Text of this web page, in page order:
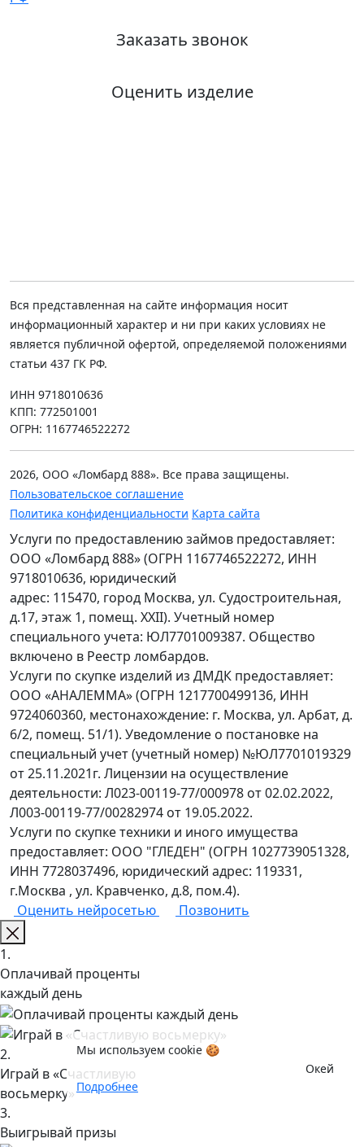
Заказать звонок
Оценить изделие
Вся представленная на сайте информация носит
информационный характер и ни при каких условиях не
является публичной офертой, определяемой положениями
статьи 437 ГК РФ.
ИНН 9718010636
КПП: 772501001
ОГРН: 1167746522272
2026, ООО «Ломбард 888». Все права защищены.
Пользовательское соглашение
Политика конфиденциальности Карта сайта
Услуги по предоставлению займов предоставляет:
ООО «Ломбард 888» (ОГРН 1167746522272, ИНН
9718010636, юридический
адрес: 115470, город Москва, ул. Судостроительная,
д.17, этаж 1, помещ. XXII). Учетный номер
специального учета: ЮЛ7701009387. Общество
включено в Реестр ломбардов.
Услуги по скупке изделий из ДМДК предоставляет:
ООО «АНАЛЕММА» (ОГРН 1217700499136, ИНН
9724060360, местонахождение: г. Москва, ул. Арбат, д.
6/2, помещ. 51/1). Уведомление о постановке на
специальный учет (учетный номер) №ЮЛ7701019329
от 25.11.2021г. Лицензии на осуществление
деятельности: Л023-00119-77/000978 от 02.02.2022,
Л003-00119-77/00282974 от 19.05.2022.
Услуги по скупке техники и иного имущества
предоставляет: ООО "ГЛЕДЕН" (ОГРН 1027739051328,
ИНН 7728037496, юридический адрес: 119331,
г.Москва , ул. Кравченко, д.8, пом.4).
Оценить нейросетью
Позвонить
Мы используем cookie 🍪
Подробнее
Окей
1.
Оплачивай проценты
каждый день
2.
Играй в «Счастливую
восьмерку»
3.
Выигрывай призы